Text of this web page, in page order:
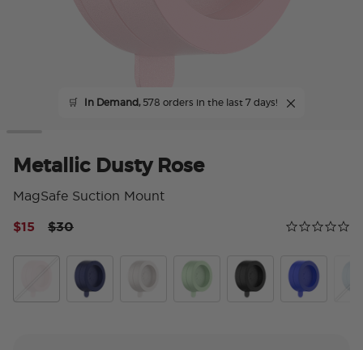
🛒 In Demand,578 orders in the last 7 days!
Metallic Dusty Rose
MagSafe Suction Mount
Calificación
0.0 star rating
Price reduced from
$30to
$15